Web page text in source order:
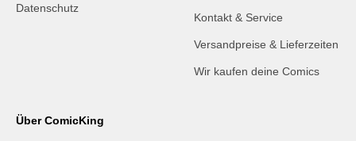
Datenschutz
Kontakt & Service
Versandpreise & Lieferzeiten
Wir kaufen deine Comics
Über ComicKing